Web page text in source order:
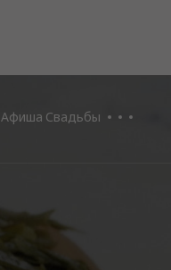
Афиша Свадьбы